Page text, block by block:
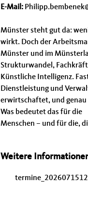
E-Mail:
Münster steht gut da:
wirkt. Doch der
Münster und im
Strukturwandel,
Künstliche Intelligenz.
Dienstleistung und
erwirtschaftet, und
Was bedeutet das für die
Menschen – und für die,
Weitere